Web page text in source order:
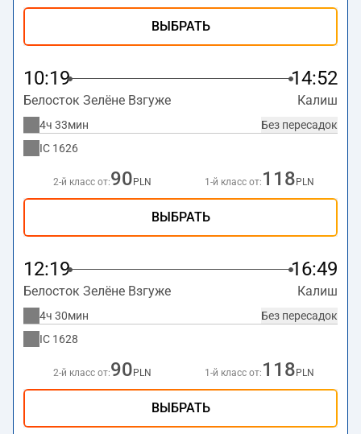
ВЫБРАТЬ
10:19 14:52
Белосток Зелёне Взгуже Калиш
Без пересадок
4ч 33мин
IC 1626
2-й класс от:90 PLN 1-й класс от: 118 PLN
ВЫБРАТЬ
12:19 16:49
Белосток Зелёне Взгуже Калиш
Без пересадок
4ч 30мин
IC 1628
2-й класс от:90 PLN 1-й класс от: 118 PLN
ВЫБРАТЬ